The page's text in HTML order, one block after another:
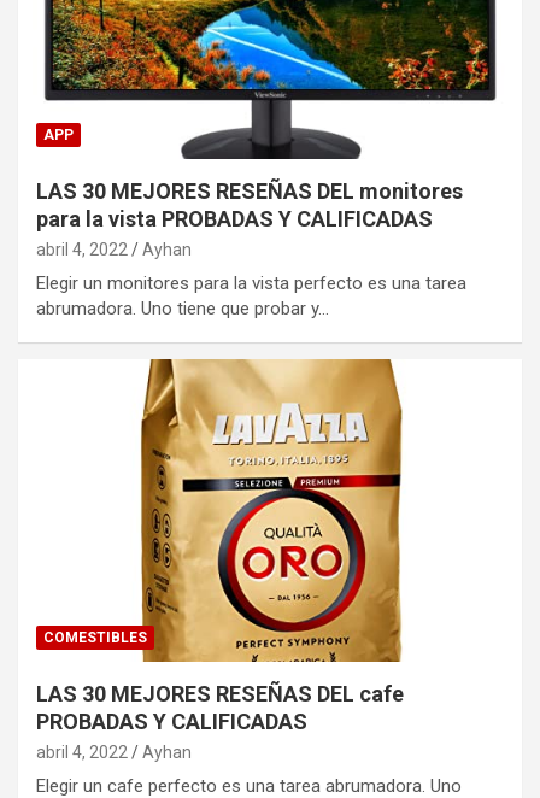
APP
LAS 30 MEJORES RESEÑAS DEL monitores
para la vista PROBADAS Y CALIFICADAS
abril 4, 2022 Ayhan
Elegir un monitores para la vista perfecto es una tarea
abrumadora. Uno tiene que probar y…
COMESTIBLES
LAS 30 MEJORES RESEÑAS DEL cafe
PROBADAS Y CALIFICADAS
abril 4, 2022 Ayhan
Elegir un cafe perfecto es una tarea abrumadora. Uno